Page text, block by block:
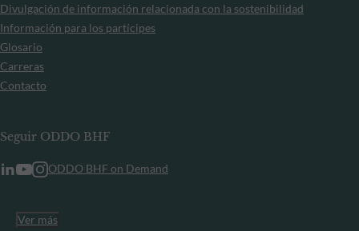
Divulgación de información relacionada con la sostenibilidad
Información para los partícipes
Glosario
Carreras
Contacto
Seguir ODDO BHF
ODDO BHF on Demand
Ver más